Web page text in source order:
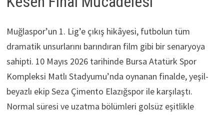
Muğlaspor’un 1. Lig’e çıkış hikâyesi, futbolun tüm
dramatik unsurlarını barındıran film gibi bir senaryoya
sahipti. 10 Mayıs 2026 tarihinde Bursa Atatürk Spor
Kompleksi Matlı Stadyumu’nda oynanan finalde, yeşil-
beyazlı ekip Seza Çimento Elazığspor ile karşılaştı.
Normal süresi ve uzatma bölümleri golsüz eşitlikle